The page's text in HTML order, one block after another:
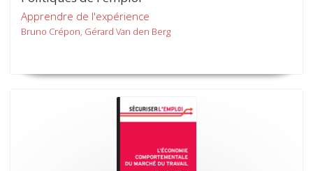
Apprendre de l'expérience
Bruno Crépon, Gérard Van den Berg